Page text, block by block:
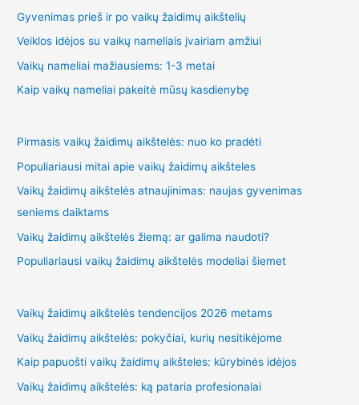
Gyvenimas prieš ir po vaikų žaidimų aikštelių
Veiklos idėjos su vaikų nameliais įvairiam amžiui
Vaikų nameliai mažiausiems: 1-3 metai
Kaip vaikų nameliai pakeitė mūsų kasdienybę
Pirmasis vaikų žaidimų aikštelės: nuo ko pradėti
Populiariausi mitai apie vaikų žaidimų aikšteles
Vaikų žaidimų aikštelės atnaujinimas: naujas gyvenimas
seniems daiktams
Vaikų žaidimų aikštelės žiemą: ar galima naudoti?
Populiariausi vaikų žaidimų aikštelės modeliai šiemet
Vaikų žaidimų aikštelės tendencijos 2026 metams
Vaikų žaidimų aikštelės: pokyčiai, kurių nesitikėjome
Kaip papuošti vaikų žaidimų aikšteles: kūrybinės idėjos
Vaikų žaidimų aikštelės: ką pataria profesionalai